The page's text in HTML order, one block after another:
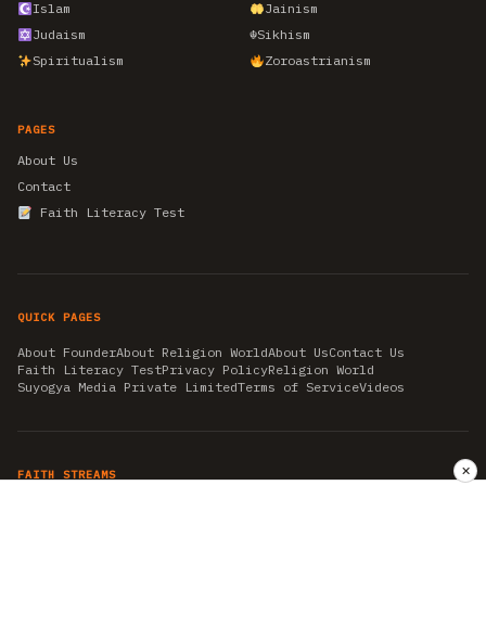
Islam
Jainism
Judaism
☬Sikhism
Spiritualism
Zoroastrianism
PAGES
About Us
Contact
Faith Literacy Test
QUICK PAGES
About FounderAbout Religion WorldAbout UsContact Us
Faith Literacy TestPrivacy PolicyReligion World
Suyogya Media Private LimitedTerms of ServiceVideos
FAITH STREAMS ✕